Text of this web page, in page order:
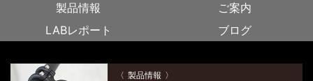
製品情報
ご案内
LABレポート
ブログ
製品情報